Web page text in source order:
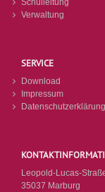
Schulleitung
Verwaltung
SERVICE
Download
Impressum
Datenschutzerklärung
Leopold-Lucas-
35037 Marburg